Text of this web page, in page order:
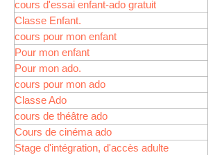
cours d'essai enfant-ado gratuit
Classe Enfant.
cours pour mon enfant
Pour mon enfant
Pour mon ado.
cours pour mon ado
Classe Ado
cours de théâtre ado
Cours de cinéma ado
Stage d'intégration, d'accès adulte